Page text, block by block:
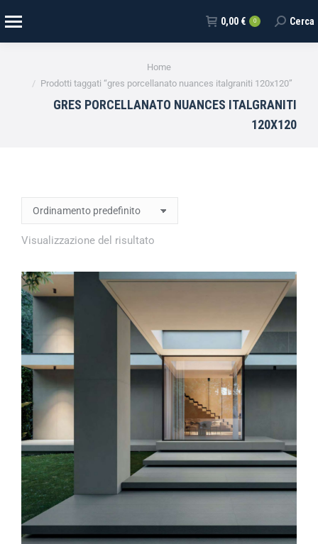
0,00 € 0 Cerca
Home
Prodotti taggati “gres porcellanato nuances italgraniti 120x120”
GRES PORCELLANATO NUANCES ITALGRANITI
120X120
Visualizzazione del risultato